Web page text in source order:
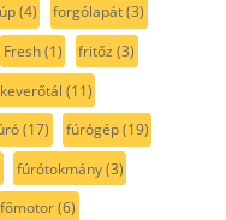
(4) forgólapát(3)
Fresh(1) fritőz (3)
(11)
(17) fúrógép(19)
fúrótokmány(3)
főmotor(6)